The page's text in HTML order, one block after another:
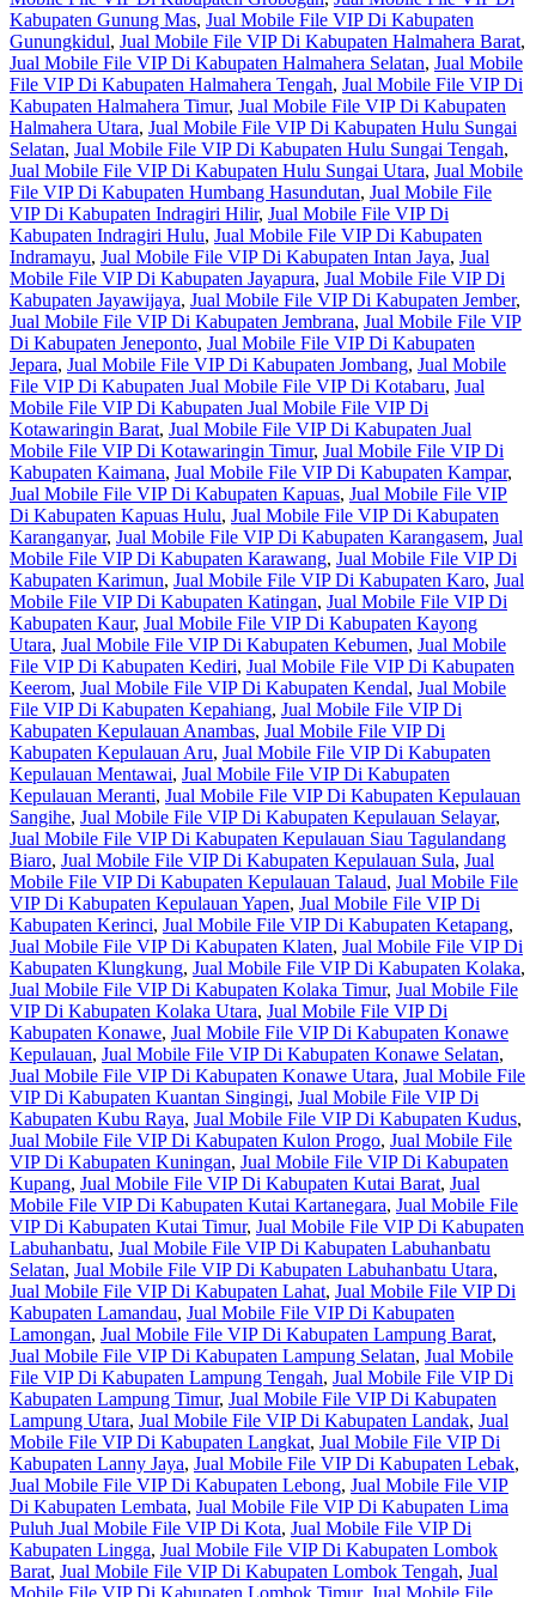
Kabupaten Gunung Mas, Jual Mobile File VIP Di Kabupaten
Gunungkidul, Jual Mobile File VIP Di Kabupaten Halmahera Barat,
Jual Mobile File VIP Di Kabupaten Halmahera Selatan, Jual Mobile
File VIP Di Kabupaten Halmahera Tengah, Jual Mobile File VIP Di
Kabupaten Halmahera Timur, Jual Mobile File VIP Di Kabupaten
Halmahera Utara, Jual Mobile File VIP Di Kabupaten Hulu Sungai
Selatan, Jual Mobile File VIP Di Kabupaten Hulu Sungai Tengah,
Jual Mobile File VIP Di Kabupaten Hulu Sungai Utara, Jual Mobile
File VIP Di Kabupaten Humbang Hasundutan, Jual Mobile File
VIP Di Kabupaten Indragiri Hilir, Jual Mobile File VIP Di
Kabupaten Indragiri Hulu, Jual Mobile File VIP Di Kabupaten
Indramayu, Jual Mobile File VIP Di Kabupaten Intan Jaya, Jual
Mobile File VIP Di Kabupaten Jayapura, Jual Mobile File VIP Di
Kabupaten Jayawijaya, Jual Mobile File VIP Di Kabupaten Jember,
Jual Mobile File VIP Di Kabupaten Jembrana, Jual Mobile File VIP
Di Kabupaten Jeneponto, Jual Mobile File VIP Di Kabupaten
Jepara, Jual Mobile File VIP Di Kabupaten Jombang, Jual Mobile
File VIP Di Kabupaten Jual Mobile File VIP Di Kotabaru, Jual
Mobile File VIP Di Kabupaten Jual Mobile File VIP Di
Kotawaringin Barat, Jual Mobile File VIP Di Kabupaten Jual
Mobile File VIP Di Kotawaringin Timur, Jual Mobile File VIP Di
Kabupaten Kaimana, Jual Mobile File VIP Di Kabupaten Kampar,
Jual Mobile File VIP Di Kabupaten Kapuas, Jual Mobile File VIP
Di Kabupaten Kapuas Hulu, Jual Mobile File VIP Di Kabupaten
Karanganyar, Jual Mobile File VIP Di Kabupaten Karangasem, Jual
Mobile File VIP Di Kabupaten Karawang, Jual Mobile File VIP Di
Kabupaten Karimun, Jual Mobile File VIP Di Kabupaten Karo, Jual
Mobile File VIP Di Kabupaten Katingan, Jual Mobile File VIP Di
Kabupaten Kaur, Jual Mobile File VIP Di Kabupaten Kayong
Utara, Jual Mobile File VIP Di Kabupaten Kebumen, Jual Mobile
File VIP Di Kabupaten Kediri, Jual Mobile File VIP Di Kabupaten
Keerom, Jual Mobile File VIP Di Kabupaten Kendal, Jual Mobile
File VIP Di Kabupaten Kepahiang, Jual Mobile File VIP Di
Kabupaten Kepulauan Anambas, Jual Mobile File VIP Di
Kabupaten Kepulauan Aru, Jual Mobile File VIP Di Kabupaten
Kepulauan Mentawai, Jual Mobile File VIP Di Kabupaten
Kepulauan Meranti, Jual Mobile File VIP Di Kabupaten Kepulauan
Sangihe, Jual Mobile File VIP Di Kabupaten Kepulauan Selayar,
Jual Mobile File VIP Di Kabupaten Kepulauan Siau Tagulandang
Biaro, Jual Mobile File VIP Di Kabupaten Kepulauan Sula, Jual
Mobile File VIP Di Kabupaten Kepulauan Talaud, Jual Mobile File
VIP Di Kabupaten Kepulauan Yapen, Jual Mobile File VIP Di
Kabupaten Kerinci, Jual Mobile File VIP Di Kabupaten Ketapang,
Jual Mobile File VIP Di Kabupaten Klaten, Jual Mobile File VIP Di
Kabupaten Klungkung, Jual Mobile File VIP Di Kabupaten Kolaka,
Jual Mobile File VIP Di Kabupaten Kolaka Timur, Jual Mobile File
VIP Di Kabupaten Kolaka Utara, Jual Mobile File VIP Di
Kabupaten Konawe, Jual Mobile File VIP Di Kabupaten Konawe
Kepulauan, Jual Mobile File VIP Di Kabupaten Konawe Selatan,
Jual Mobile File VIP Di Kabupaten Konawe Utara, Jual Mobile File
VIP Di Kabupaten Kuantan Singingi, Jual Mobile File VIP Di
Kabupaten Kubu Raya, Jual Mobile File VIP Di Kabupaten Kudus,
Jual Mobile File VIP Di Kabupaten Kulon Progo, Jual Mobile File
VIP Di Kabupaten Kuningan, Jual Mobile File VIP Di Kabupaten
Kupang, Jual Mobile File VIP Di Kabupaten Kutai Barat, Jual
Mobile File VIP Di Kabupaten Kutai Kartanegara, Jual Mobile File
VIP Di Kabupaten Kutai Timur, Jual Mobile File VIP Di Kabupaten
Labuhanbatu, Jual Mobile File VIP Di Kabupaten Labuhanbatu
Selatan, Jual Mobile File VIP Di Kabupaten Labuhanbatu Utara,
Jual Mobile File VIP Di Kabupaten Lahat, Jual Mobile File VIP Di
Kabupaten Lamandau, Jual Mobile File VIP Di Kabupaten
Lamongan, Jual Mobile File VIP Di Kabupaten Lampung Barat,
Jual Mobile File VIP Di Kabupaten Lampung Selatan, Jual Mobile
File VIP Di Kabupaten Lampung Tengah, Jual Mobile File VIP Di
Kabupaten Lampung Timur, Jual Mobile File VIP Di Kabupaten
Lampung Utara, Jual Mobile File VIP Di Kabupaten Landak, Jual
Mobile File VIP Di Kabupaten Langkat, Jual Mobile File VIP Di
Kabupaten Lanny Jaya, Jual Mobile File VIP Di Kabupaten Lebak,
Jual Mobile File VIP Di Kabupaten Lebong, Jual Mobile File VIP
Di Kabupaten Lembata, Jual Mobile File VIP Di Kabupaten Lima
Puluh Jual Mobile File VIP Di Kota, Jual Mobile File VIP Di
Kabupaten Lingga, Jual Mobile File VIP Di Kabupaten Lombok
Barat, Jual Mobile File VIP Di Kabupaten Lombok Tengah, Jual
Mobile File VIP Di Kabupaten Lombok Timur, Jual Mobile File